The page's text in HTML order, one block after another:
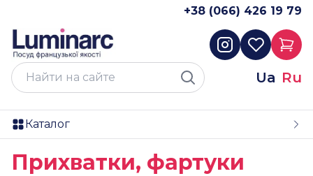
+38 (066) 426 19 79
Ua Ru
Каталог
Прихватки, фартуки